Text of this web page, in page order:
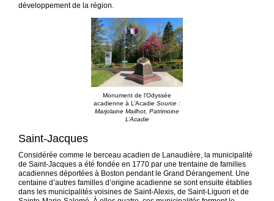
Monument de l’Odyssée
acadienne à L’Acadie Source :
Marjolaine Mailhot, Patrimoine
L’Acadie
développement de la région.
Saint-Jacques
Considérée comme le berceau acadien de Lanaudière, la municipalité
de Saint-Jacques a été fondée en 1770 par une trentaine de familles
acadiennes déportées à Boston pendant le Grand Dérangement. Une
centaine d’autres familles d’origine acadienne se sont ensuite établies
dans les municipalités voisines de Saint-Alexis, de Saint-Liguori et de